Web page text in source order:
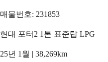
매물번호: 231853
현대 포터2 1톤 표준탑 LPG
25년 1월 | 38,269km